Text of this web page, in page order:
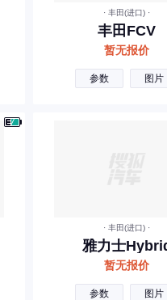
· 丰田(进口) ·
丰田FCV
暂无报价
参数 图片
· 丰田(进口) ·
雅力士
暂无报价
参数 图片